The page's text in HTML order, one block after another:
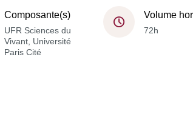
Composante(s)
UFR Sciences du
Vivant, Université
Paris Cité
Volume
72h